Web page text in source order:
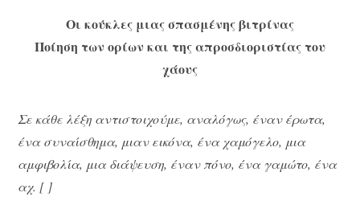
Οι κούκλες μιας σπασμένης βιτρίνας
Ποίηση των ορίων και της απροσδιοριστίας του
χάους
Σε κάθε λέξη αντιστοιχούμε, αναλόγως, έναν έρωτα,
ένα συναίσθημα, μιαν εικόνα, ένα χαμόγελο, μια
αμφιβολία, μια διάψευση, έναν πόνο, ένα γαμώτο, ένα
αχ. [ ]